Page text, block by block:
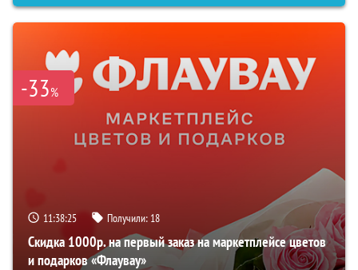
-33%
11:38:24 Получили: 18
Скидка 1000р. на первый заказ на маркетплейсе цветов
и подарков «Флаувау»